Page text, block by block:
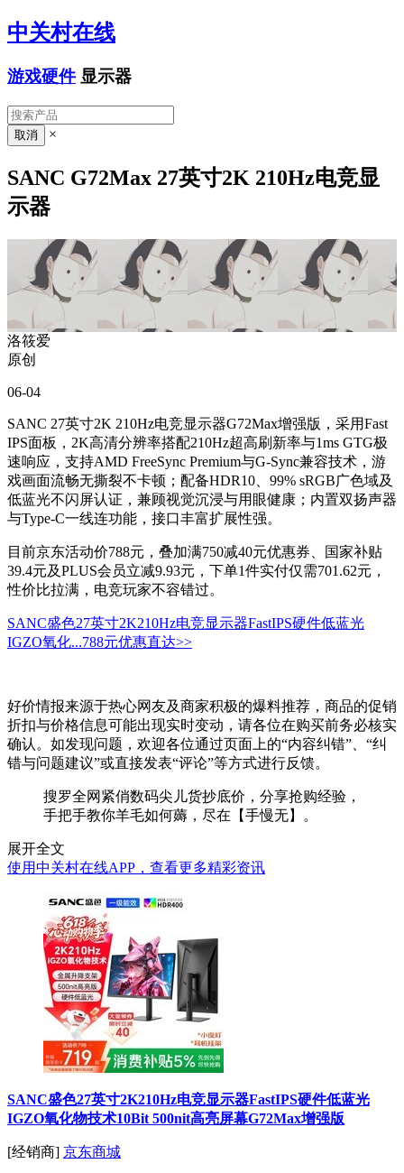
中关村在线
游戏硬件 显示器
×
SANC G72Max 27英寸2K 210Hz电竞显
示器
洛筱爱
原创
06-04
SANC 27英寸2K 210Hz电竞显示器G72Max增强版，采用Fast
IPS面板，2K高清分辨率搭配210Hz超高刷新率与1ms GTG极
速响应，支持AMD FreeSync Premium与G-Sync兼容技术，游
戏画面流畅无撕裂不卡顿；配备HDR10、99% sRGB广色域及
低蓝光不闪屏认证，兼顾视觉沉浸与用眼健康；内置双扬声器
与Type-C一线连功能，接口丰富扩展性强。
目前京东活动价788元，叠加满750减40元优惠券、国家补贴
39.4元及PLUS会员立减9.93元，下单1件实付仅需701.62元，
性价比拉满，电竞玩家不容错过。
SANC盛色27英寸2K210Hz电竞显示器FastIPS硬件低蓝光
IGZO氧化...788元优惠直达>>
好价情报来源于热心网友及商家积极的爆料推荐，商品的促销
折扣与价格信息可能出现实时变动，请各位在购买前务必核实
确认。如发现问题，欢迎各位通过页面上的“内容纠错”、“纠
错与问题建议”或直接发表“评论”等方式进行反馈。
搜罗全网紧俏数码尖儿货抄底价，分享抢购经验，
手把手教你羊毛如何薅，尽在【手慢无】。
展开全文
使用中关村在线APP，查看更多精彩资讯
SANC盛色27英寸2K210Hz电竞显示器FastIPS硬件低蓝光
IGZO氧化物技术10Bit 500nit高亮屏幕G72Max增强版
[经销商] 京东商城